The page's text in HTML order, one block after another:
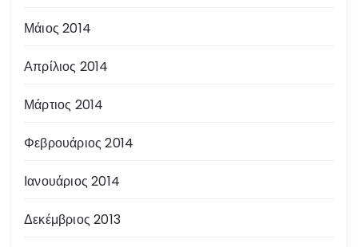
Μάιος 2014
Απρίλιος 2014
Μάρτιος 2014
Φεβρουάριος 2014
Ιανουάριος 2014
Δεκέμβριος 2013